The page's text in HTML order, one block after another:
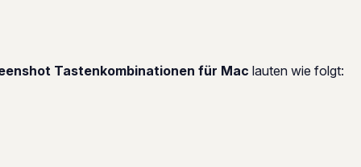
Tastenkombinationen für Mac lauten wie folgt: